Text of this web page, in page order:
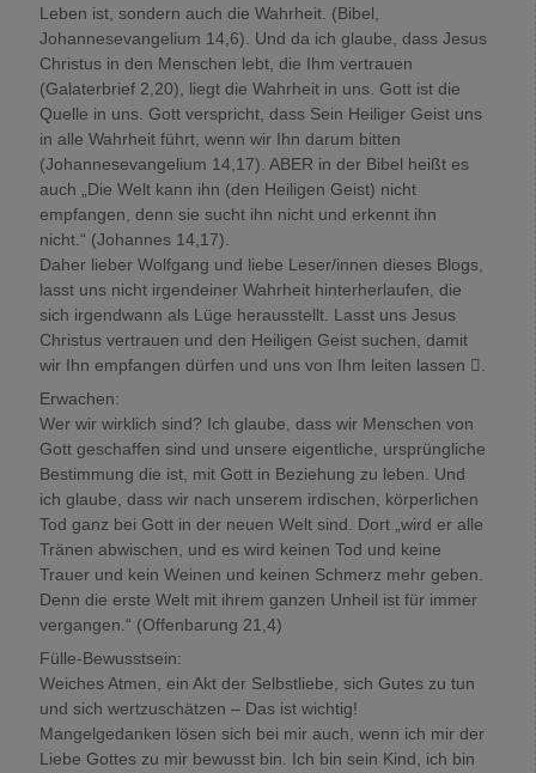
Leben ist, sondern auch die Wahrheit. (Bibel,
Johannesevangelium 14,6). Und da ich glaube, dass Jesus
Christus in den Menschen lebt, die Ihm vertrauen
(Galaterbrief 2,20), liegt die Wahrheit in uns. Gott ist die
Quelle in uns. Gott verspricht, dass Sein Heiliger Geist uns
in alle Wahrheit führt, wenn wir Ihn darum bitten
(Johannesevangelium 14,17). ABER in der Bibel heißt es
auch „Die Welt kann ihn (den Heiligen Geist) nicht
empfangen, denn sie sucht ihn nicht und erkennt ihn
nicht.“ (Johannes 14,17).
Daher lieber Wolfgang und liebe Leser/innen dieses Blogs,
lasst uns nicht irgendeiner Wahrheit hinterherlaufen, die
sich irgendwann als Lüge herausstellt. Lasst uns Jesus
Christus vertrauen und den Heiligen Geist suchen, damit
wir Ihn empfangen dürfen und uns von Ihm leiten lassen .
Erwachen:
Wer wir wirklich sind? Ich glaube, dass wir Menschen von
Gott geschaffen sind und unsere eigentliche, ursprüngliche
Bestimmung die ist, mit Gott in Beziehung zu leben. Und
ich glaube, dass wir nach unserem irdischen, körperlichen
Tod ganz bei Gott in der neuen Welt sind. Dort „wird er alle
Tränen abwischen, und es wird keinen Tod und keine
Trauer und kein Weinen und keinen Schmerz mehr geben.
Denn die erste Welt mit ihrem ganzen Unheil ist für immer
vergangen.“ (Offenbarung 21,4)
Fülle-Bewusstsein:
Weiches Atmen, ein Akt der Selbstliebe, sich Gutes zu tun
und sich wertzuschätzen – Das ist wichtig!
Mangelgedanken lösen sich bei mir auch, wenn ich mir der
Liebe Gottes zu mir bewusst bin. Ich bin sein Kind, ich bin